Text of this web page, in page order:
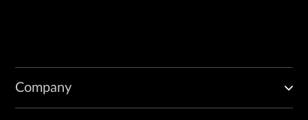
Company